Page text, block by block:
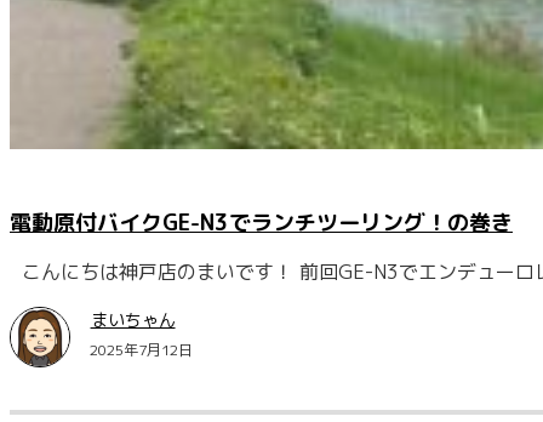
電動原付バイクGE-N3でランチツーリング！の巻き
こんにちは神戸店のまいです！ 前回GE-N3でエンデュー
まいちゃん
2025年7月12日